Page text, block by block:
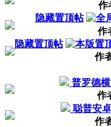
作
隐藏置顶帖
作
隐藏置顶帖
作
普罗德
作
聪普安
作